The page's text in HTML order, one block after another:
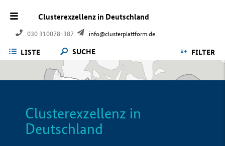
Clusterexzellenz in Deutschland
030 310078-387 info@clusterplattform.de
LISTE SUCHE FILTER
Clusterexzellenz in
Deutschland